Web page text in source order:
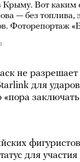
Крыму. Вот каким
— без топлива,
Фоторепортаж
не разрешает
для
«пора
для участия